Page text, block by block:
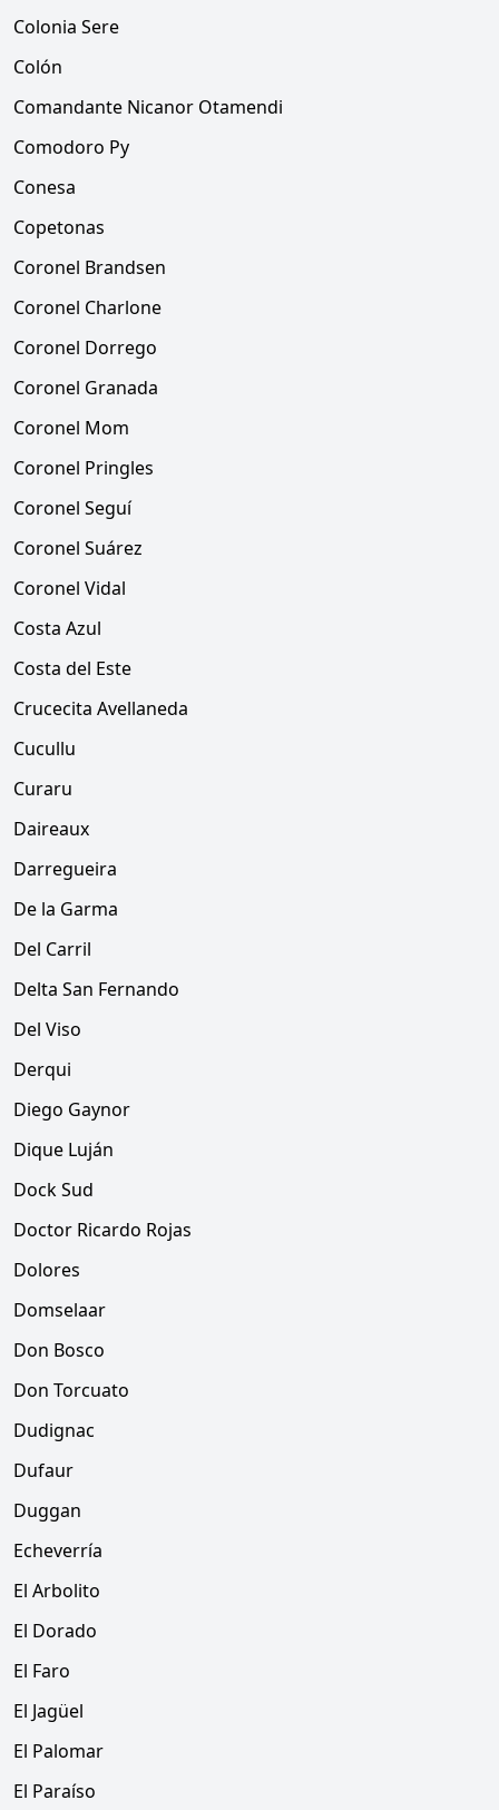
Colonia Sere
Colón
Comandante Nicanor Otamendi
Comodoro Py
Conesa
Copetonas
Coronel Brandsen
Coronel Charlone
Coronel Dorrego
Coronel Granada
Coronel Mom
Coronel Pringles
Coronel Seguí
Coronel Suárez
Coronel Vidal
Costa Azul
Costa del Este
Crucecita Avellaneda
Cucullu
Curaru
Daireaux
Darregueira
De la Garma
Del Carril
Delta San Fernando
Del Viso
Derqui
Diego Gaynor
Dique Luján
Dock Sud
Doctor Ricardo Rojas
Dolores
Domselaar
Don Bosco
Don Torcuato
Dudignac
Dufaur
Duggan
Echeverría
El Arbolito
El Dorado
El Faro
El Jagüel
El Palomar
El Paraíso